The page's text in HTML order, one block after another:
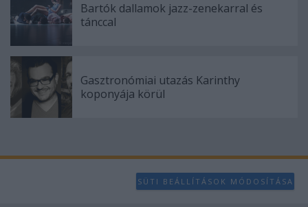
Bartók dallamok jazz-zenekarral és
tánccal
Gasztronómiai utazás Karinthy
koponyája körül
SÜTI BEÁLLÍTÁSOK MÓDOSÍTÁSA